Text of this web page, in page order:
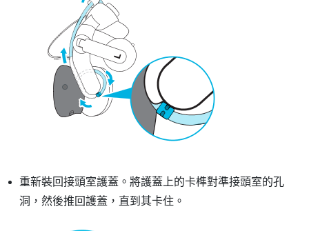
重新裝回接頭室護蓋。將護蓋上的卡榫對準接頭室的孔
洞，然後推回護蓋，直到其卡住。